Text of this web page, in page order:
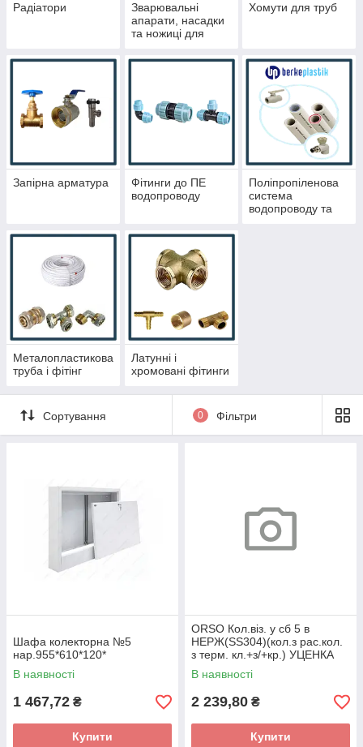
Радіатори
Зварювальні
апарати, насадки
та ножиці для
Хомути для труб
Запірна арматура
Фітинги до ПЕ
водопроводу
Поліпропіленова
система
водопроводу та
Металопластикова
труба і фітінг
Латунні і
хромовані фітинги
Сортування 0 Фільтри
Шафа колекторна №5
нар.955*610*120*
В наявності
1 467,72 ₴
Купити
ORSO Кол.віз. у сб 5 в
НЕРЖ(SS304)(кол.з рас.кол.
з терм. кл.+з/+кр.) УЦЕНКА
В наявності
2 239,80 ₴
Купити